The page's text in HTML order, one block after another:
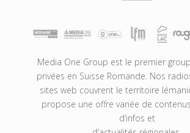
Media One Group est le premier
privées en Suisse Romande. Nos
sites web couvrent le territoire
propose une offre variée de
d’infos et